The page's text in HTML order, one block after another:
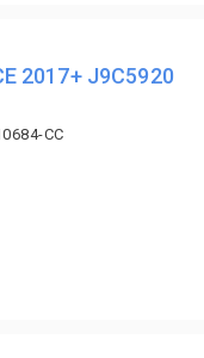
2017+ J9C5920
CC